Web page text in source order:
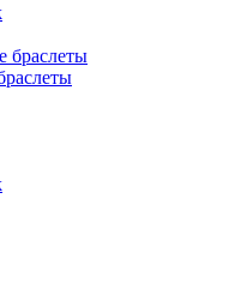
браслеты